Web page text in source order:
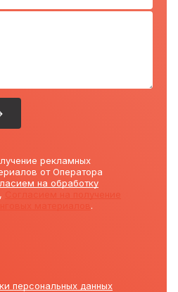
рекламных
от Оператора
на обработку
,
.
персональных данных